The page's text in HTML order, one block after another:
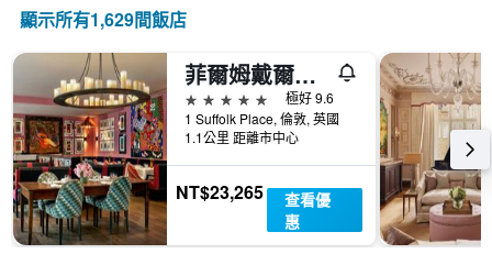
條
顯
示
平
均
價
格
表
具
有
1
條
X
軸，
顯
示
一
週
中
顯示所有1,629間飯店
菲爾姆戴爾酒店集團禧市酒店
5星級
極好 9.6
1 Suffolk Place, 倫敦, 英國
1.1公里 距離市中心
NT$23,265
查看優
惠